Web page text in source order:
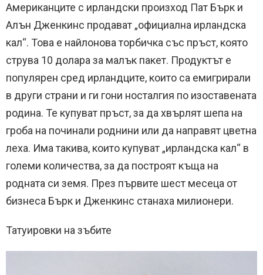
Американците с ирландски произход Пат Бърк и
Алън Дженкинс продават „официална ирландска
кал“. Това е найлонова торбичка със пръст, която
струва 10 долара за малък пакет. Продуктът е
популярен сред ирландците, които са емигрирали
в други страни и ги гони носталгия по изоставената
родина. Те купуват пръст, за да хвърлят шепа на
гроба на починали роднини или да направят цветна
леха. Има такива, които купуват „ирландска кал“ в
големи количества, за да построят къща на
родната си земя. През първите шест месеца от
бизнеса Бърк и Дженкинс станаха милионери.
Татуировки на зъбите